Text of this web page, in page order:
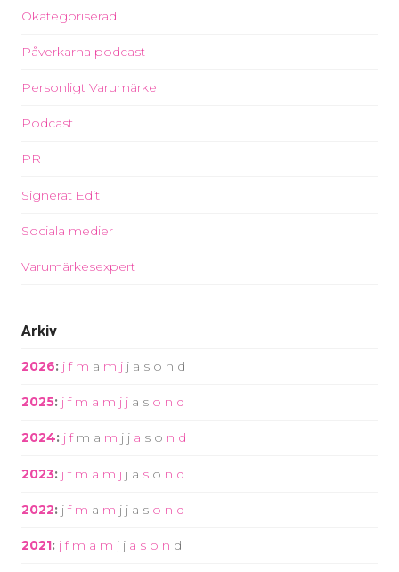
Okategoriserad
Påverkarna podcast
Personligt Varumärke
Podcast
PR
Signerat Edit
Sociala medier
Varumärkesexpert
Arkiv
2026: j f m a m j j a s o n d
2025: j f m a m j j a s o n d
2024: j f m a m j j a s o n d
2023: j f m a m j j a s o n d
2022: j f m a m j j a s o n d
2021: j f m a m j j a s o n d